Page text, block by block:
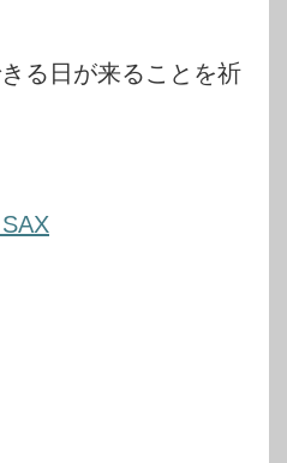
る日が来ることを祈